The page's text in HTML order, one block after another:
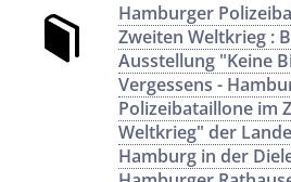
Hamburger
Zweiten Weltkrieg :
Ausstellung "Keine
Vergessens -
Polizeibataillone im
Weltkrieg" der
Hamburg in der